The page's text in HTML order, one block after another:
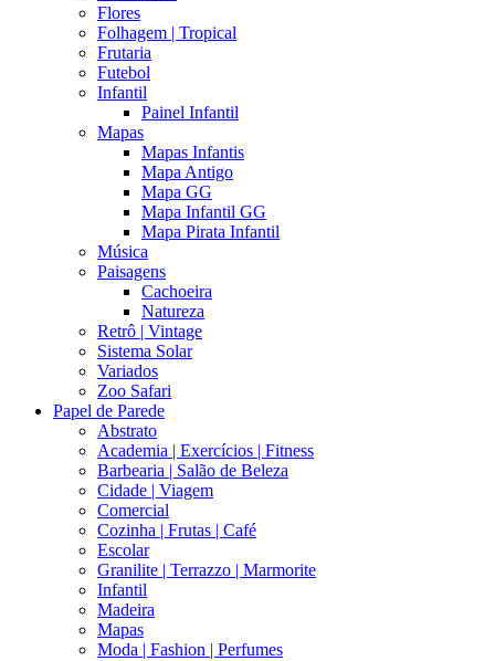
Flores
Folhagem | Tropical
Frutaria
Futebol
Infantil
Painel Infantil
Mapas
Mapas Infantis
Mapa Antigo
Mapa GG
Mapa Infantil GG
Mapa Pirata Infantil
Música
Paisagens
Cachoeira
Natureza
Retrô | Vintage
Sistema Solar
Variados
Zoo Safari
Papel de Parede
Abstrato
Academia | Exercícios | Fitness
Barbearia | Salão de Beleza
Cidade | Viagem
Comercial
Cozinha | Frutas | Café
Escolar
Granilite | Terrazzo | Marmorite
Infantil
Madeira
Mapas
Moda | Fashion | Perfumes